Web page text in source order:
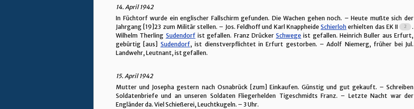
14. April 1942
In Füchtorf wurde ein englischer Fallschirm gefunden. Die Wachen gehen noch. – Heute mußte sich der
Jahrgang [19]23 zum Militär stellen. – Jos. Feldhoff und Karl KnappheideSchierloh erhielten das EK II
.
Wilhelm Therling Sudendorfist gefallen. Franz DrückerSchwege ist gefallen. Heinrich Buller aus Erfurt,
gebürtig [aus] Sudendorf, ist dienstverpflichtet in Erfurt gestorben. – Adolf Niemerg, früher bei Jul.
Landwehr, Leutnant, ist gefallen.
15. April 1942
Mutter und Josepha gestern nach Osnabrück [zum] Einkaufen. Günstig und gut gekauft. – Schreiben
Soldatenbriefe und an unseren Soldaten Fliegerhelden Tigeschmidts Franz. – Letzte Nacht war der
Engländer da. Viel Schießerei, Leuchtkugeln. – 3 Uhr.